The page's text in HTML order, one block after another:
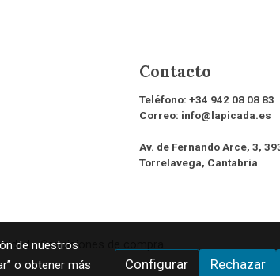
Contacto
Teléfono: +34 942 08 08 83
Correo: info@lapicada.es
Av. de Fernando Arce, 3,
Torrelavega, Cantabria
Condiciones de compra
de nuestros
o obtener más
Configurar Rechazar